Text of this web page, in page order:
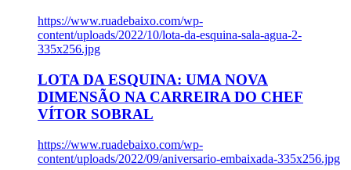
https://www.ruadebaixo.com/wp-
content/uploads/2022/10/lota-da-esquina-sala-agua-2-
335x256.jpg
LOTA DA ESQUINA: UMA NOVA
DIMENSÃO NA CARREIRA DO CHEF
VÍTOR SOBRAL
https://www.ruadebaixo.com/wp-
content/uploads/2022/09/aniversario-embaixada-335x256.jpg